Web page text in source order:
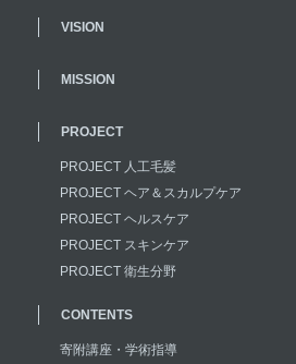
VISION
MISSION
PROJECT
PROJECT 人工毛髪
PROJECT ヘア＆スカルプケア
PROJECT ヘルスケア
PROJECT スキンケア
PROJECT 衛生分野
CONTENTS
寄附講座・学術指導